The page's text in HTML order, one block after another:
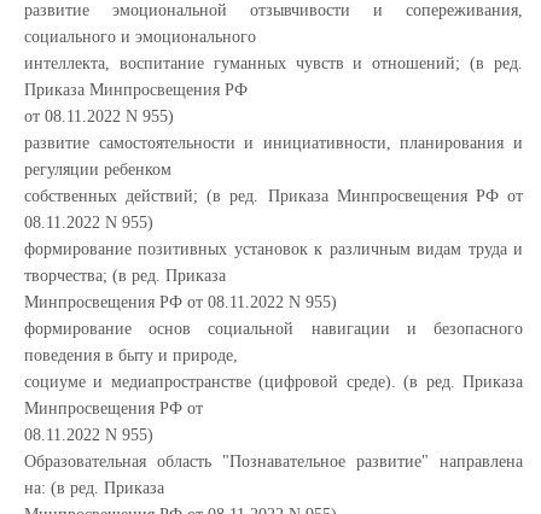
развитие эмоциональной отзывчивости и сопереживания,
социального и эмоционального
интеллекта, воспитание гуманных чувств и отношений; (в ред.
Приказа Минпросвещения РФ
от 08.11.2022 N 955)
развитие самостоятельности и инициативности, планирования и
регуляции ребенком
собственных действий; (в ред. Приказа Минпросвещения РФ от
08.11.2022 N 955)
формирование позитивных установок к различным видам труда и
творчества; (в ред. Приказа
Минпросвещения РФ от 08.11.2022 N 955)
формирование основ социальной навигации и безопасного
поведения в быту и природе,
социуме и медиапространстве (цифровой среде). (в ред. Приказа
Минпросвещения РФ от
08.11.2022 N 955)
Образовательная область "Познавательное развитие" направлена
на: (в ред. Приказа